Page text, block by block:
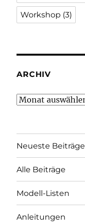
Workshop (3)
ARCHIV
Archiv
Neueste Beiträge
Alle Beiträge
Modell-Listen
Anleitungen